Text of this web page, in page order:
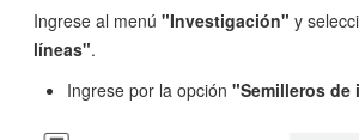
Ingrese al menú "Investigación" y
líneas".
Ingrese por la opción "Semilleros